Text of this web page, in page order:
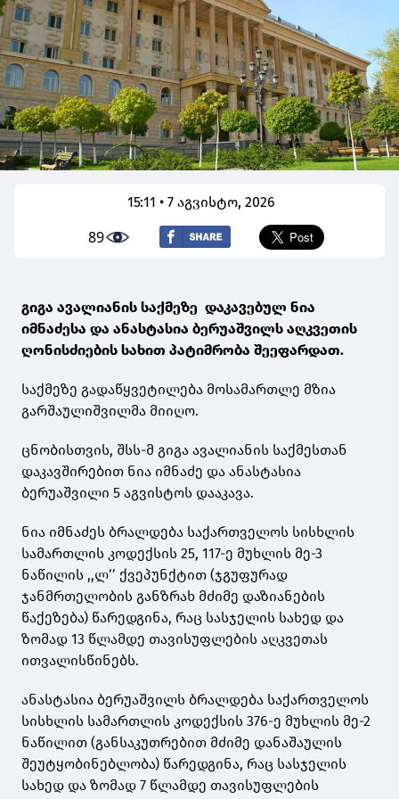
15:11 • 7 აგვისტო, 2026
89
გიგა ავალიანის საქმეზე დაკავებულ ნია
იმნაძესა და ანასტასია ბერუაშვილს აღკვეთის
ღონისძიების სახით პატიმრობა შეეფარდათ.
საქმეზე გადაწყვეტილება მოსამართლე მზია
გარშაულიშვილმა მიიღო.
ცნობისთვის, შსს-მ გიგა ავალიანის საქმესთან
დაკავშირებით ნია იმნაძე და ანასტასია
ბერუაშვილი 5 აგვისტოს დააკავა.
ნია იმნაძეს ბრალდება საქართველოს სისხლის
სამართლის კოდექსის 25, 117-ე მუხლის მე-3
ნაწილის ,,ლ’’ ქვეპუნქტით (ჯგუფურად
ჯანმრთელობის განზრახ მძიმე დაზიანების
წაქეზება) წარედგინა, რაც სასჯელის სახედ და
ზომად 13 წლამდე თავისუფლების აღკვეთას
ითვალისწინებს.
ანასტასია ბერუაშვილს ბრალდება საქართველოს
სისხლის სამართლის კოდექსის 376-ე მუხლის მე-2
ნაწილით (განსაკუთრებით მძიმე დანაშაულის
შეუტყობინებლობა) წარედგინა, რაც სასჯელის
სახედ და ზომად 7 წლამდე თავისუფლების